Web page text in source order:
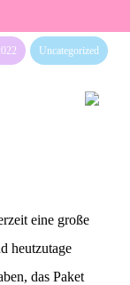
Uncategorized
eine große
heutzutage
das Paket